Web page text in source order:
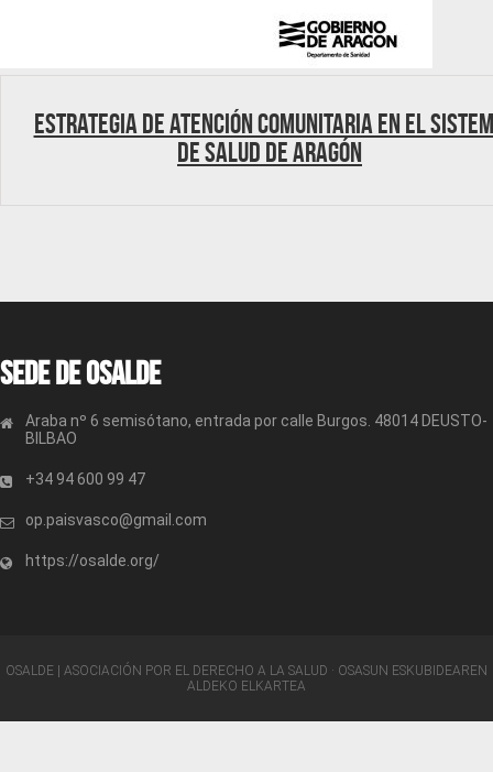
Estrategia de Atención Comunitaria en el
de Salud de Aragón
Sede de OSALDE
Araba nº 6 semisótano, entrada por calle Burgos. 48014 DEUSTO-
BILBAO
+34 94 600 99 47
op.paisvasco@gmail.com
https://osalde.org/
OSALDE | ASOCIACIÓN POR EL DERECHO A LA SALUD · OSASUN ESKUBIDEAREN
ALDEKO ELKARTEA